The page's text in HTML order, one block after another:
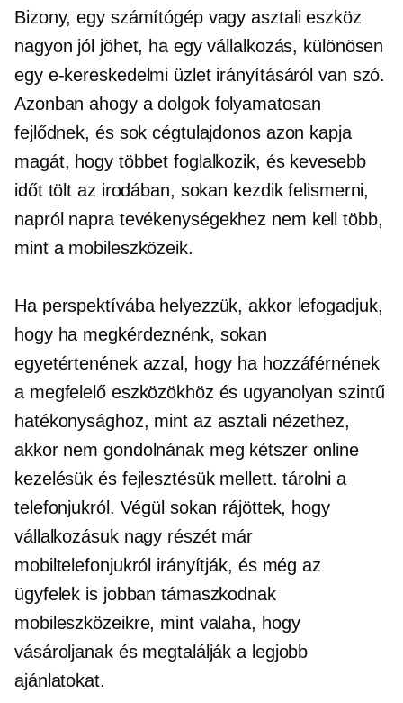
Bizony, egy számítógép vagy asztali eszköz
nagyon jól jöhet, ha egy vállalkozás, különösen
egy e-kereskedelmi üzlet irányításáról van szó.
Azonban ahogy a dolgok folyamatosan
fejlődnek, és sok cégtulajdonos azon kapja
magát, hogy többet foglalkozik, és kevesebb
időt tölt az irodában, sokan kezdik felismerni,
napról napratevékenységekhez nem kell több,
mint a mobileszközeik.
Ha perspektívába helyezzük, akkor lefogadjuk,
hogy ha megkérdeznénk, sokan
egyetértenének azzal, hogy ha hozzáférnének
a megfelelő eszközökhöz és ugyanolyan szintű
hatékonysághoz, mint az asztali nézethez,
akkor nem gondolnának meg kétszer online
kezelésük és fejlesztésük mellett. tárolni a
telefonjukról. Végül sokan rájöttek, hogy
vállalkozásuk nagy részét már
mobiltelefonjukról irányítják, és még az
ügyfelek is jobban támaszkodnak
mobileszközeikre, mint valaha, hogy
vásároljanak és megtalálják a legjobb
ajánlatokat.